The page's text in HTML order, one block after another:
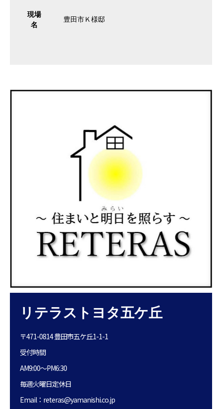
現場
名
豊田市Ｋ様邸
リテラストヨタ五ケ丘
〒471-0814 豊田市五ケ丘1-1-1
受付時間
AM9:00〜PM6:30
毎週火曜日定休日
Email：reteras@yamanishi.co.jp